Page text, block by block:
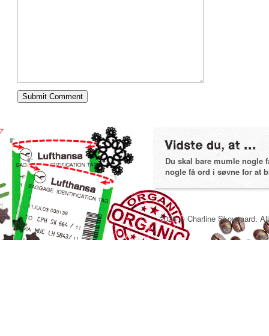
Du skal bare mumle nogle
nogle få ord i søvne for at
2026 © Charline Skovgaard.